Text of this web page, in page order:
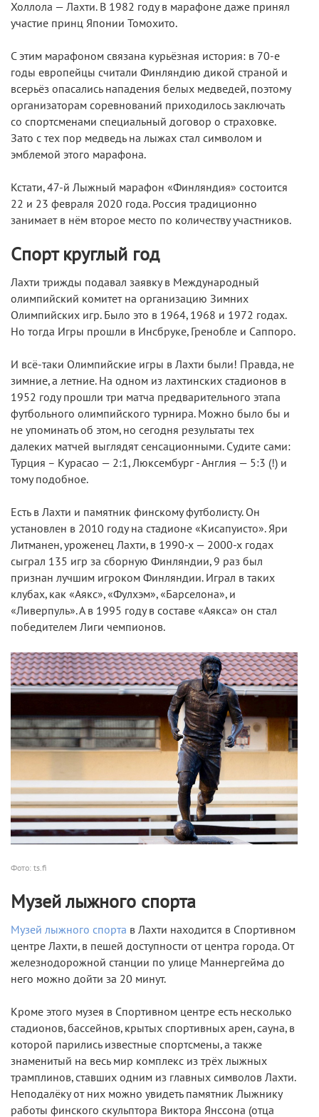
Холлола — Лахти. В 1982 году в марафоне даже принял
участие принц Японии Томохито.
С этим марафоном связана курьёзная история: в 70-е
годы европейцы считали Финляндию дикой страной и
всерьёз опасались нападения белых медведей, поэтому
организаторам соревнований приходилось заключать
со спортсменами специальный договор о страховке.
Зато с тех пор медведь на лыжах стал символом и
эмблемой этого марафона.
Кстати, 47-й Лыжный марафон «Финляндия» состоится
22 и 23 февраля 2020 года. Россия традиционно
занимает в нём второе место по количеству участников.
Спорт круглый год
Лахти трижды подавал заявку в Международный
олимпийский комитет на организацию Зимних
Олимпийских игр. Было это в 1964, 1968 и 1972 годах.
Но тогда Игры прошли в Инсбруке, Гренобле и Саппоро.
И всё-таки Олимпийские игры в Лахти были! Правда, не
зимние, а летние. На одном из лахтинских стадионов в
1952 году прошли три матча предварительного этапа
футбольного олимпийского турнира. Можно было бы и
не упоминать об этом, но сегодня результаты тех
далеких матчей выглядят сенсационными. Судите сами:
Турция – Курасао — 2:1, Люксембург - Англия — 5:3 (!) и
тому подобное.
Есть в Лахти и памятник финскому футболисту. Он
установлен в 2010 году на стадионе «Кисапуисто». Яри
Литманен, уроженец Лахти, в 1990-х — 2000-х годах
сыграл 135 игр за сборную Финляндии, 9 раз был
признан лучшим игроком Финляндии. Играл в таких
клубах, как «Аякс», «Фулхэм», «Барселона», и
«Ливерпуль». А в 1995 году в составе «Аякса» он стал
победителем Лиги чемпионов.
Фото: ts.fi
Музей лыжного спорта
Музей лыжного спорта в Лахти находится в Спортивном
центре Лахти, в пешей доступности от центра города. От
железнодорожной станции по улице Маннергейма до
него можно дойти за 20 минут.
Кроме этого музея в Спортивном центре есть несколько
стадионов, бассейнов, крытых спортивных арен, сауна, в
которой парились известные спортсмены, а также
знаменитый на весь мир комплекс из трёх лыжных
трамплинов, ставших одним из главных символов Лахти.
Неподалёку от них можно увидеть памятник Лыжнику
работы финского скульптора Викторa Янссонa (отца